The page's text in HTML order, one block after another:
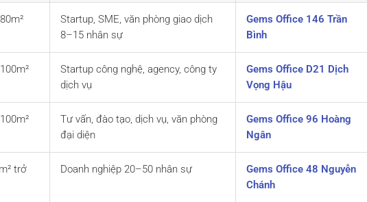
Startup, SME, văn phòng giao dịch
8–15 nhân sự
Gems Office 146 Trần
Bình
Startup công nghệ, agency, công ty
dịch vụ
Gems Office D21 Dịch
Vọng Hậu
Tư vấn, đào tạo, dịch vụ, văn phòng
đại diện
Gems Office 96 Hoàng
Ngân
trở
Doanh nghiệp 20–50 nhân sự
Gems Office 48 Nguyễn
Chánh